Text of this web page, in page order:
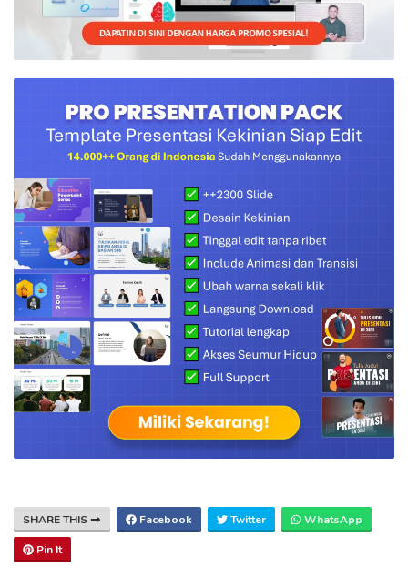
SHARE THIS Facebook Twitter WhatsApp
Pin It